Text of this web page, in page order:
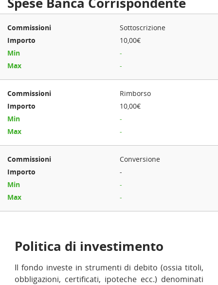
Sottoscrizione
10,00€
-
-
Rimborso
10,00€
-
-
Conversione
-
-
-
Politica di investimento
Il fondo investe in strumenti di debito (ossia titoli,
obbligazioni, certificati, ipoteche ecc.) denominati